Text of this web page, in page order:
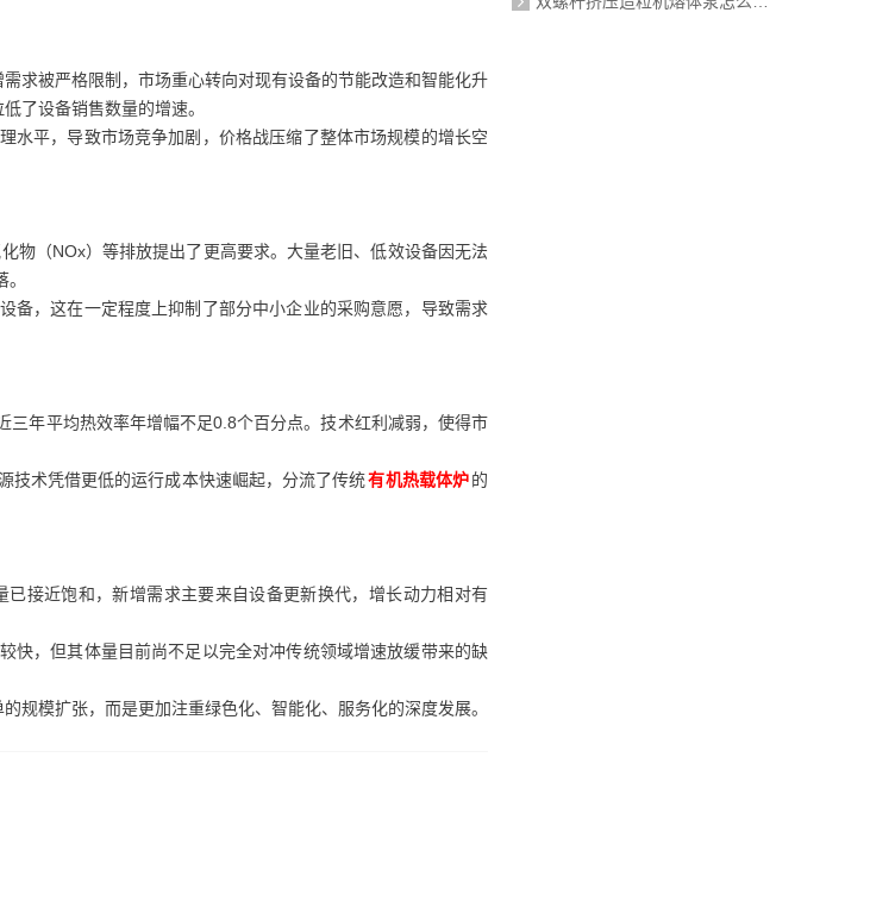
求被严格限制，市场重心转向对现有设备的节能改造和智能化升
了设备销售数量的增速。
水平，导致市场竞争加剧，价格战压缩了整体市场规模的增长空
物（NOx）等排放提出了更高要求。大量老旧、低效设备因无法
备，这在一定程度上抑制了部分中小企业的采购意愿，导致需求
年平均热效率年增幅不足0.8个百分点。技术红利减弱，使得市
技术凭借更低的运行成本快速崛起，分流了传统有机热载体炉的
接近饱和，新增需求主要来自设备更新换代，增长动力相对有
快，但其体量目前尚不足以完全对冲传统领域增速放缓带来的缺
规模扩张，而是更加注重绿色化、智能化、服务化的深度发展。